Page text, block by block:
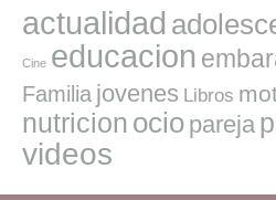
actualidad
Cine educacion
Familia jovenes Libros
nutricion ocio pareja
videos